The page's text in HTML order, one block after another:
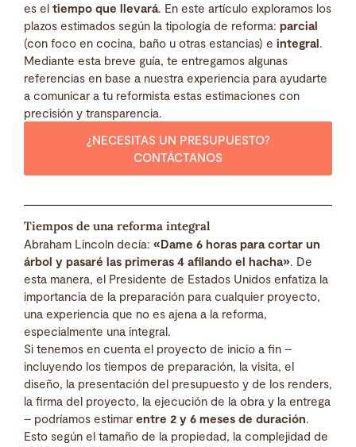
es el tiempo que llevará. En este artículo exploramos los
plazos estimados según la tipología de reforma: parcial
(con foco en cocina, baño u otras estancias) e integral.
Mediante esta breve guía, te entregamos algunas
referencias en base a nuestra experiencia para ayudarte
a comunicar a tu reformista estas estimaciones con
precisión y transparencia.
¿NECESITAS UN PRESUPUESTO?
CONTÁCTANOS
Tiempos de una reforma integral
Abraham Lincoln decía: «Dame 6 horas para cortar un
árbol y pasaré las primeras 4 afilando el hacha». De
esta manera, el Presidente de Estados Unidos enfatiza la
importancia de la preparación para cualquier proyecto,
una experiencia que no es ajena a la reforma,
especialmente una integral.
Si tenemos en cuenta el proyecto de inicio a fin –
incluyendo los tiempos de preparación, la visita, el
diseño, la presentación del presupuesto y de los renders,
la firma del proyecto, la ejecución de la obra y la entrega
– podríamos estimar entre 2 y 6 meses de duración.
Esto según el tamaño de la propiedad, la complejidad de